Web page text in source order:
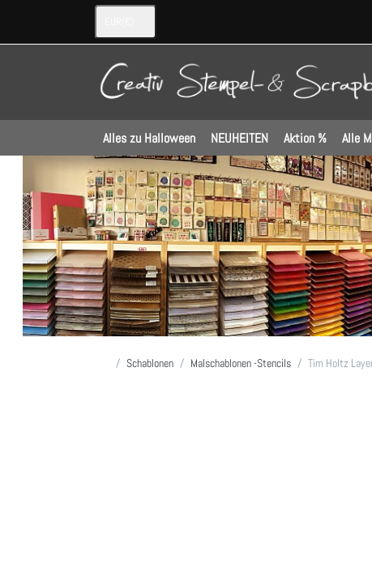
Alles zu Halloween NEUHEITEN Aktion % Alle
Startseite
Schablonen Malschablonen -Stencils Tim Holtz